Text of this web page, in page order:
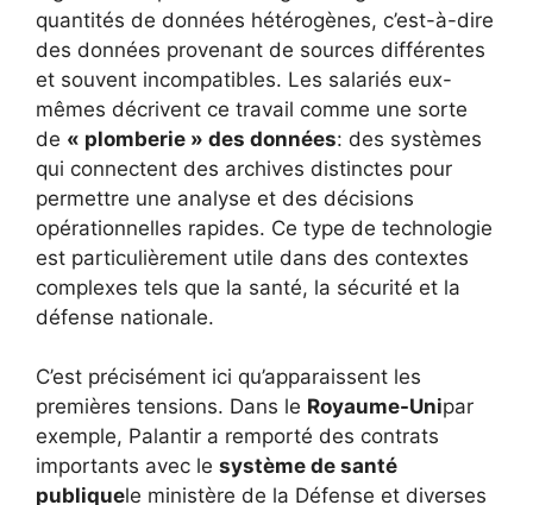
quantités de données hétérogènes, c’est-à-dire
des données provenant de sources différentes
et souvent incompatibles. Les salariés eux-
mêmes décrivent ce travail comme une sorte
de « plomberie » des données: des systèmes
qui connectent des archives distinctes pour
permettre une analyse et des décisions
opérationnelles rapides. Ce type de technologie
est particulièrement utile dans des contextes
complexes tels que la santé, la sécurité et la
défense nationale.
C’est précisément ici qu’apparaissent les
premières tensions. Dans le Royaume-Unipar
exemple, Palantir a remporté des contrats
importants avec le système de santé
publiquele ministère de la Défense et diverses